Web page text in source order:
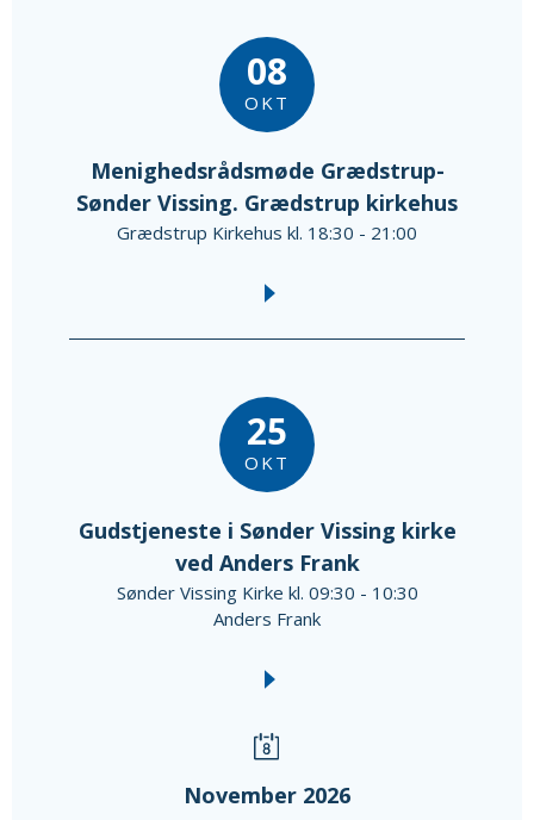
08
OKT
Menighedsrådsmøde Grædstrup-
Sønder Vissing. Grædstrup kirkehus
Grædstrup Kirkehus kl. 18:30 - 21:00
25
OKT
Gudstjeneste i Sønder Vissing kirke
ved Anders Frank
Sønder Vissing Kirke kl. 09:30 - 10:30
Anders Frank
November 2026